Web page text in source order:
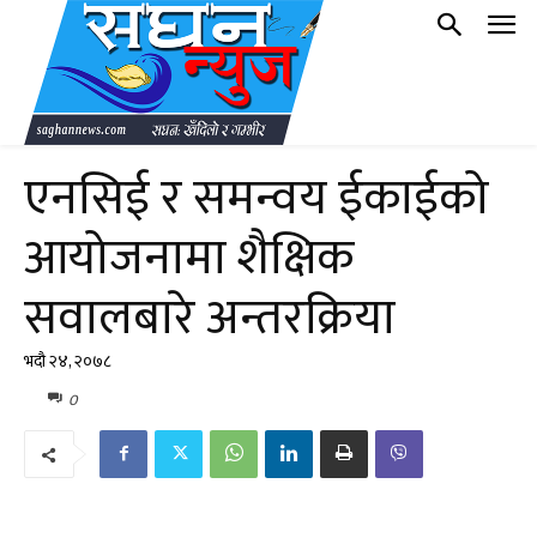
एनसिई र समन्वय ईकाईको
आयोजनामा शैक्षिक
सवालबारे अन्तरक्रिया
भदौ २४, २०७८
0